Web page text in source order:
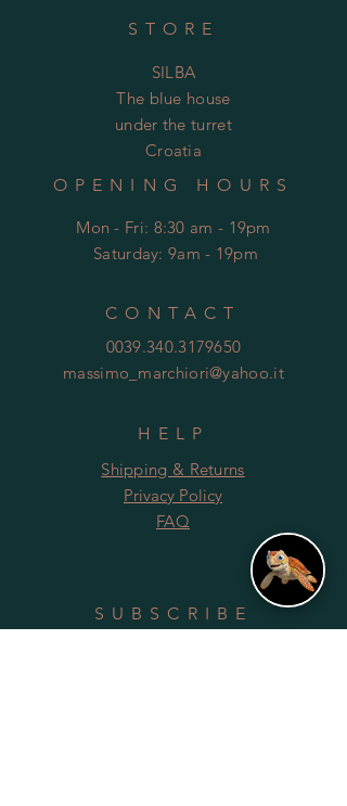
STORE
SILBA
The blue house
under the turret
Croatia
OPENING HOURS
Mon - Fri: 8:30 am - 19pm
Saturday: 9am - 19pm
CONTACT
0039.340.3179650
massimo_marchiori@yahoo.it
HELP
Shipping & Returns
Privacy Policy
FAQ
SUBSCRIBE